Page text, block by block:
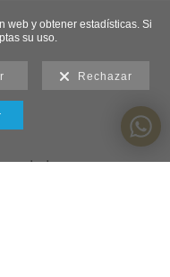
sentimiento
web y obtener estadísticas. Si
su uso.
Rechazar